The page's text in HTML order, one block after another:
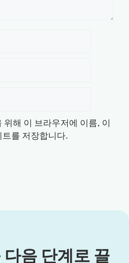
위해 이 브라우저에 이름, 이
를 저장합니다.
음 단계로 끌